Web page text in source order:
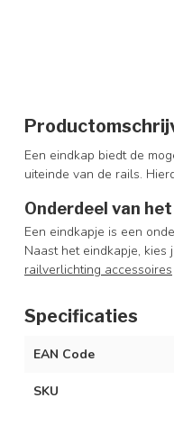
Een eindkap biedt de
uiteinde van de rails.
Onderdeel van
Een eindkapje is een
Naast het eindkapje, kies
railverlichting accessoires
Specificaties
EAN Code
SKU